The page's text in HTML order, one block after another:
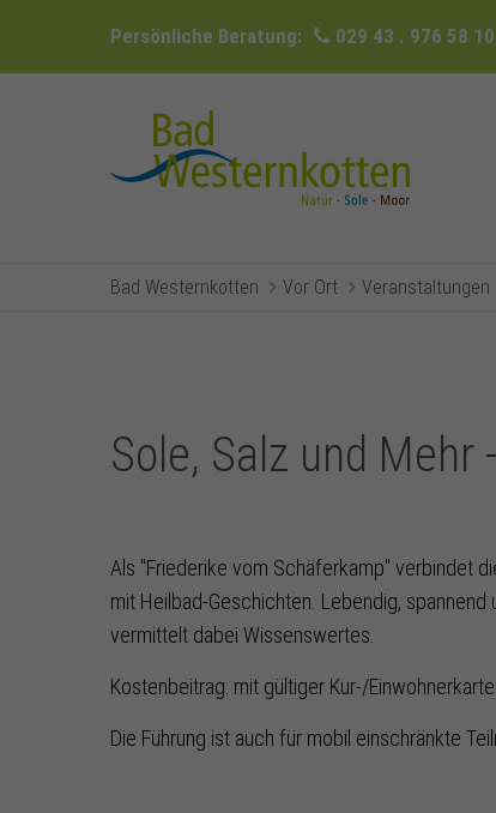
Persönliche Beratung: 029 43 . 976 58 10
Bad Westernkotten Vor Ort Veranstaltungen
Sole, Salz und Mehr
Als "Friederike vom Schäferkamp" verbindet
mit Heilbad-Geschichten. Lebendig, spannend
vermittelt dabei Wissenswertes.
Kostenbeitrag: mit gültiger Kur-/
Die Führung ist auch für mobil einschränkte